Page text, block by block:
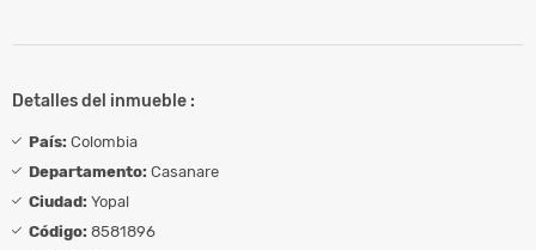
Detalles del inmueble :
País: Colombia
Departamento: Casanare
Ciudad: Yopal
Código: 8581896